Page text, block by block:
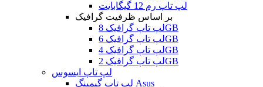
لپ تاپ رم 12 گیگابایت
بر اساس ظرفیت گرافیک
لپ تاپ گرافیک 8GB
لپ تاپ گرافیک 6GB
لپ تاپ گرافیک 4GB
لپ تاپ گرافیک 2GB
لپ تاپ ایسوس
لپ تاپ گیمینگ Asus